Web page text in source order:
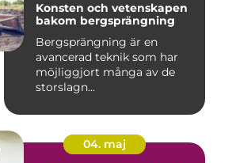
Konsten och vetenskapen
bakom bergsprängning
Bergsprängning är en
avancerad teknik som har
möjliggjort många av de
storslagn...
04. maj